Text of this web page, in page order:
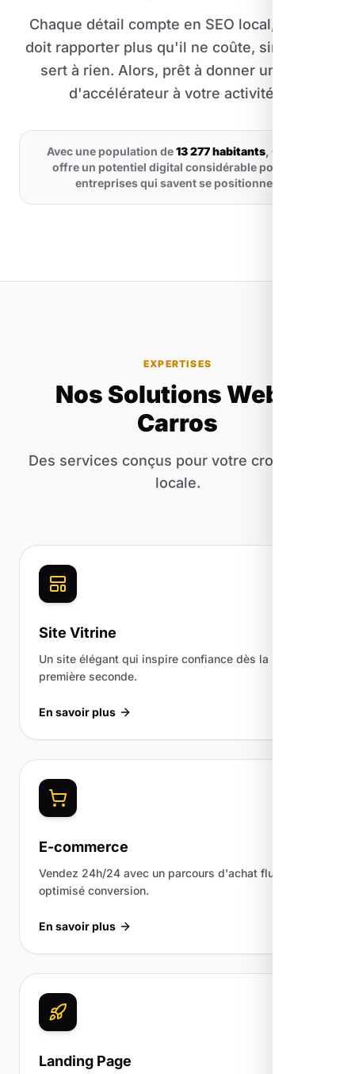
Chaque détail compte en SEO local, un site
doit rapporter plus qu'il ne coûte, sinon il ne
sert à rien. Alors, prêt à donner un coup
d'accélérateur à votre activité ?
Avec une population de13 277 habitants, Carros
offre un potentiel digital considérable pour les
entreprises qui savent se positionner.
EXPERTISES
Nos Solutions Web à
Carros
Des services conçus pour votre croissance
locale.
Site Vitrine
Un site élégant qui inspire confiance dès la
première seconde.
En savoir plus
E-commerce
Vendez 24h/24 avec un parcours d'achat fluide et
optimisé conversion.
En savoir plus
Landing Page